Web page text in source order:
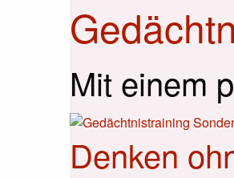
Mit einem
Denken